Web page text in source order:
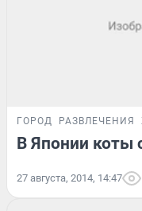
ГОРОД РАЗВЛЕЧЕНИЯ
В Японии коты
27 августа, 2014, 14:47